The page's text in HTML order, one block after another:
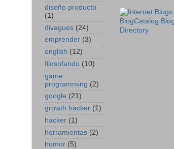
diseño producto
(1)
divagues (24)
emprender (3)
english (12)
filosofando (10)
game
programming (2)
google (21)
growth hacker (1)
hacker (1)
herramientas (2)
humor (5)